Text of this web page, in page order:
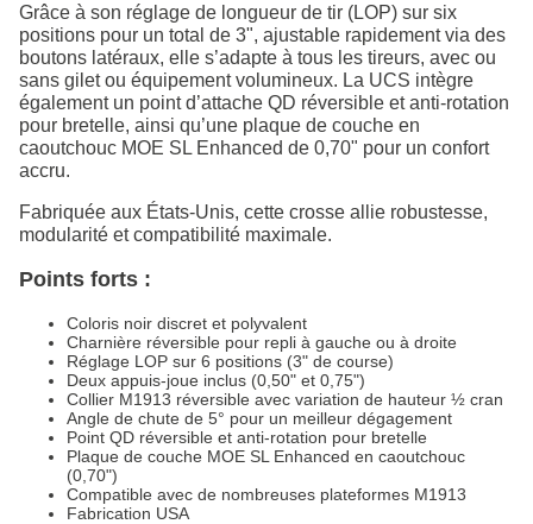
Grâce à son réglage de longueur de tir (LOP) sur six
positions pour un total de 3", ajustable rapidement via des
boutons latéraux, elle s’adapte à tous les tireurs, avec ou
sans gilet ou équipement volumineux. La UCS intègre
également un point d’attache QD réversible et anti-rotation
pour bretelle, ainsi qu’une plaque de couche en
caoutchouc MOE SL Enhanced de 0,70" pour un confort
accru.
Fabriquée aux États-Unis, cette crosse allie robustesse,
modularité et compatibilité maximale.
Points forts :
Coloris noir discret et polyvalent
Charnière réversible pour repli à gauche ou à droite
Réglage LOP sur 6 positions (3" de course)
Deux appuis-joue inclus (0,50" et 0,75")
Collier M1913 réversible avec variation de hauteur ½ cran
Angle de chute de 5° pour un meilleur dégagement
Point QD réversible et anti-rotation pour bretelle
Plaque de couche MOE SL Enhanced en caoutchouc
(0,70")
Compatible avec de nombreuses plateformes M1913
Fabrication USA